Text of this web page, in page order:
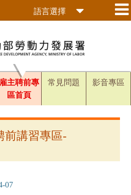
語言選擇
雇主聘前專
區首頁
常見問題 影音專區
前講習專區-
07